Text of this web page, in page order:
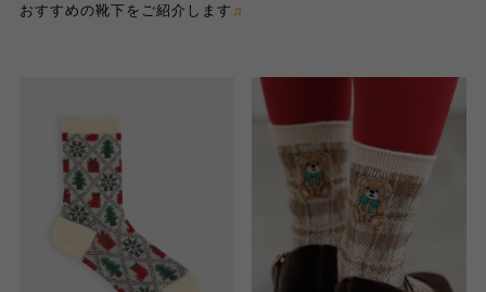
おすすめの靴下をご紹介します ♬